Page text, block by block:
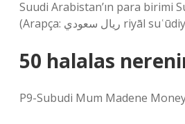
Suudi Arabistan’ın para birimi
50 halalas
P9-Subudi Mum Madene